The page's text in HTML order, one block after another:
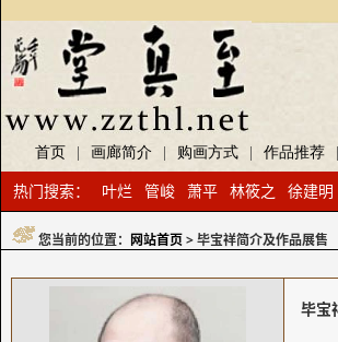
首页 画廊简介 购画方式 作品推荐
热门搜索： 叶烂 管峻 萧平 林筱之 徐建明
您当前的位置： 网站首页> 毕宝祥简介及作品展售
毕宝